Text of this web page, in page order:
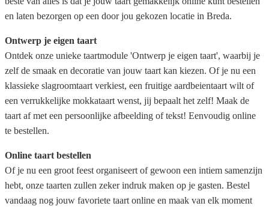
en laten bezorgen op een door jou gekozen locatie in Breda.
Ontwerp je eigen taart
Ontdek onze unieke taartmodule 'Ontwerp je eigen taart', waarbij je
zelf de smaak en decoratie van jouw taart kan kiezen. Of je nu een
klassieke slagroomtaart verkiest, een fruitige aardbeientaart wilt of
een verrukkelijke mokkataart wenst, jij bepaalt het zelf! Maak de
taart af met een persoonlijke afbeelding of tekst! Eenvoudig online
te bestellen.
Online taart bestellen
Of je nu een groot feest organiseert of gewoon een intiem samenzijn
hebt, onze taarten zullen zeker indruk maken op je gasten. Bestel
vandaag nog jouw favoriete taart online en maak van elk moment